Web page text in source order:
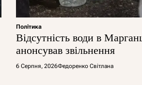
Політика
Відсутність води в
анонсував звільнення
6 Серпня, 2026Федоренко Світлана